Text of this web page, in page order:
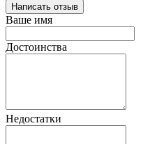
Написать отзыв
Ваше имя
Достоинства
Недостатки